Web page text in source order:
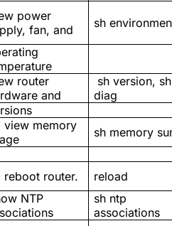
power
fan, and
sh
router
and
sh version, sh
diag
view memory
sh memory
reboot router.
reload
NTP
sh ntp
associations